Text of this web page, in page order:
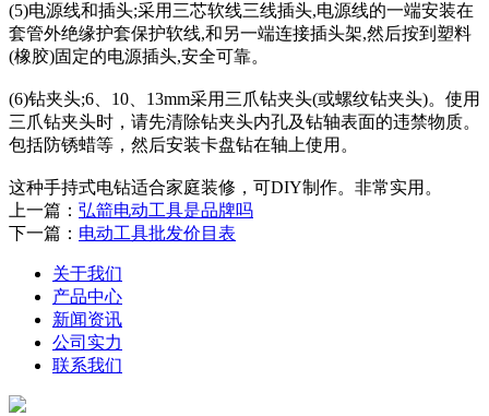
(5)电源线和插头;采用三芯软线三线插头,电源线的一端安装在
套管外绝缘护套保护软线,和另一端连接插头架,然后按到塑料
(橡胶)固定的电源插头,安全可靠。
(6)钻夹头;6、10、13mm采用三爪钻夹头(或螺纹钻夹头)。使用
三爪钻夹头时，请先清除钻夹头内孔及钻轴表面的违禁物质。
包括防锈蜡等，然后安装卡盘钻在轴上使用。
这种手持式电钻适合家庭装修，可DIY制作。非常实用。
上一篇： 弘箭电动工具是品牌吗
下一篇： 电动工具批发价目表
关于我们
产品中心
新闻资讯
公司实力
联系我们